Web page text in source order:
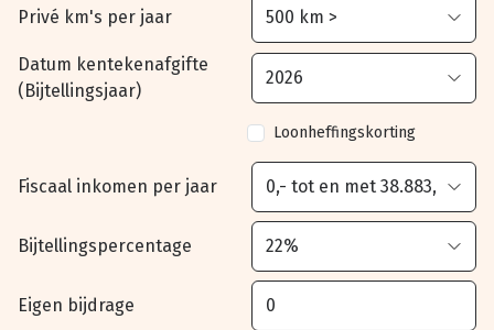
Privé km's per jaar
Datum kentekenafgifte
(Bijtellingsjaar)
Loonheffingskorting
Fiscaal inkomen per jaar
Bijtellingspercentage
Eigen bijdrage